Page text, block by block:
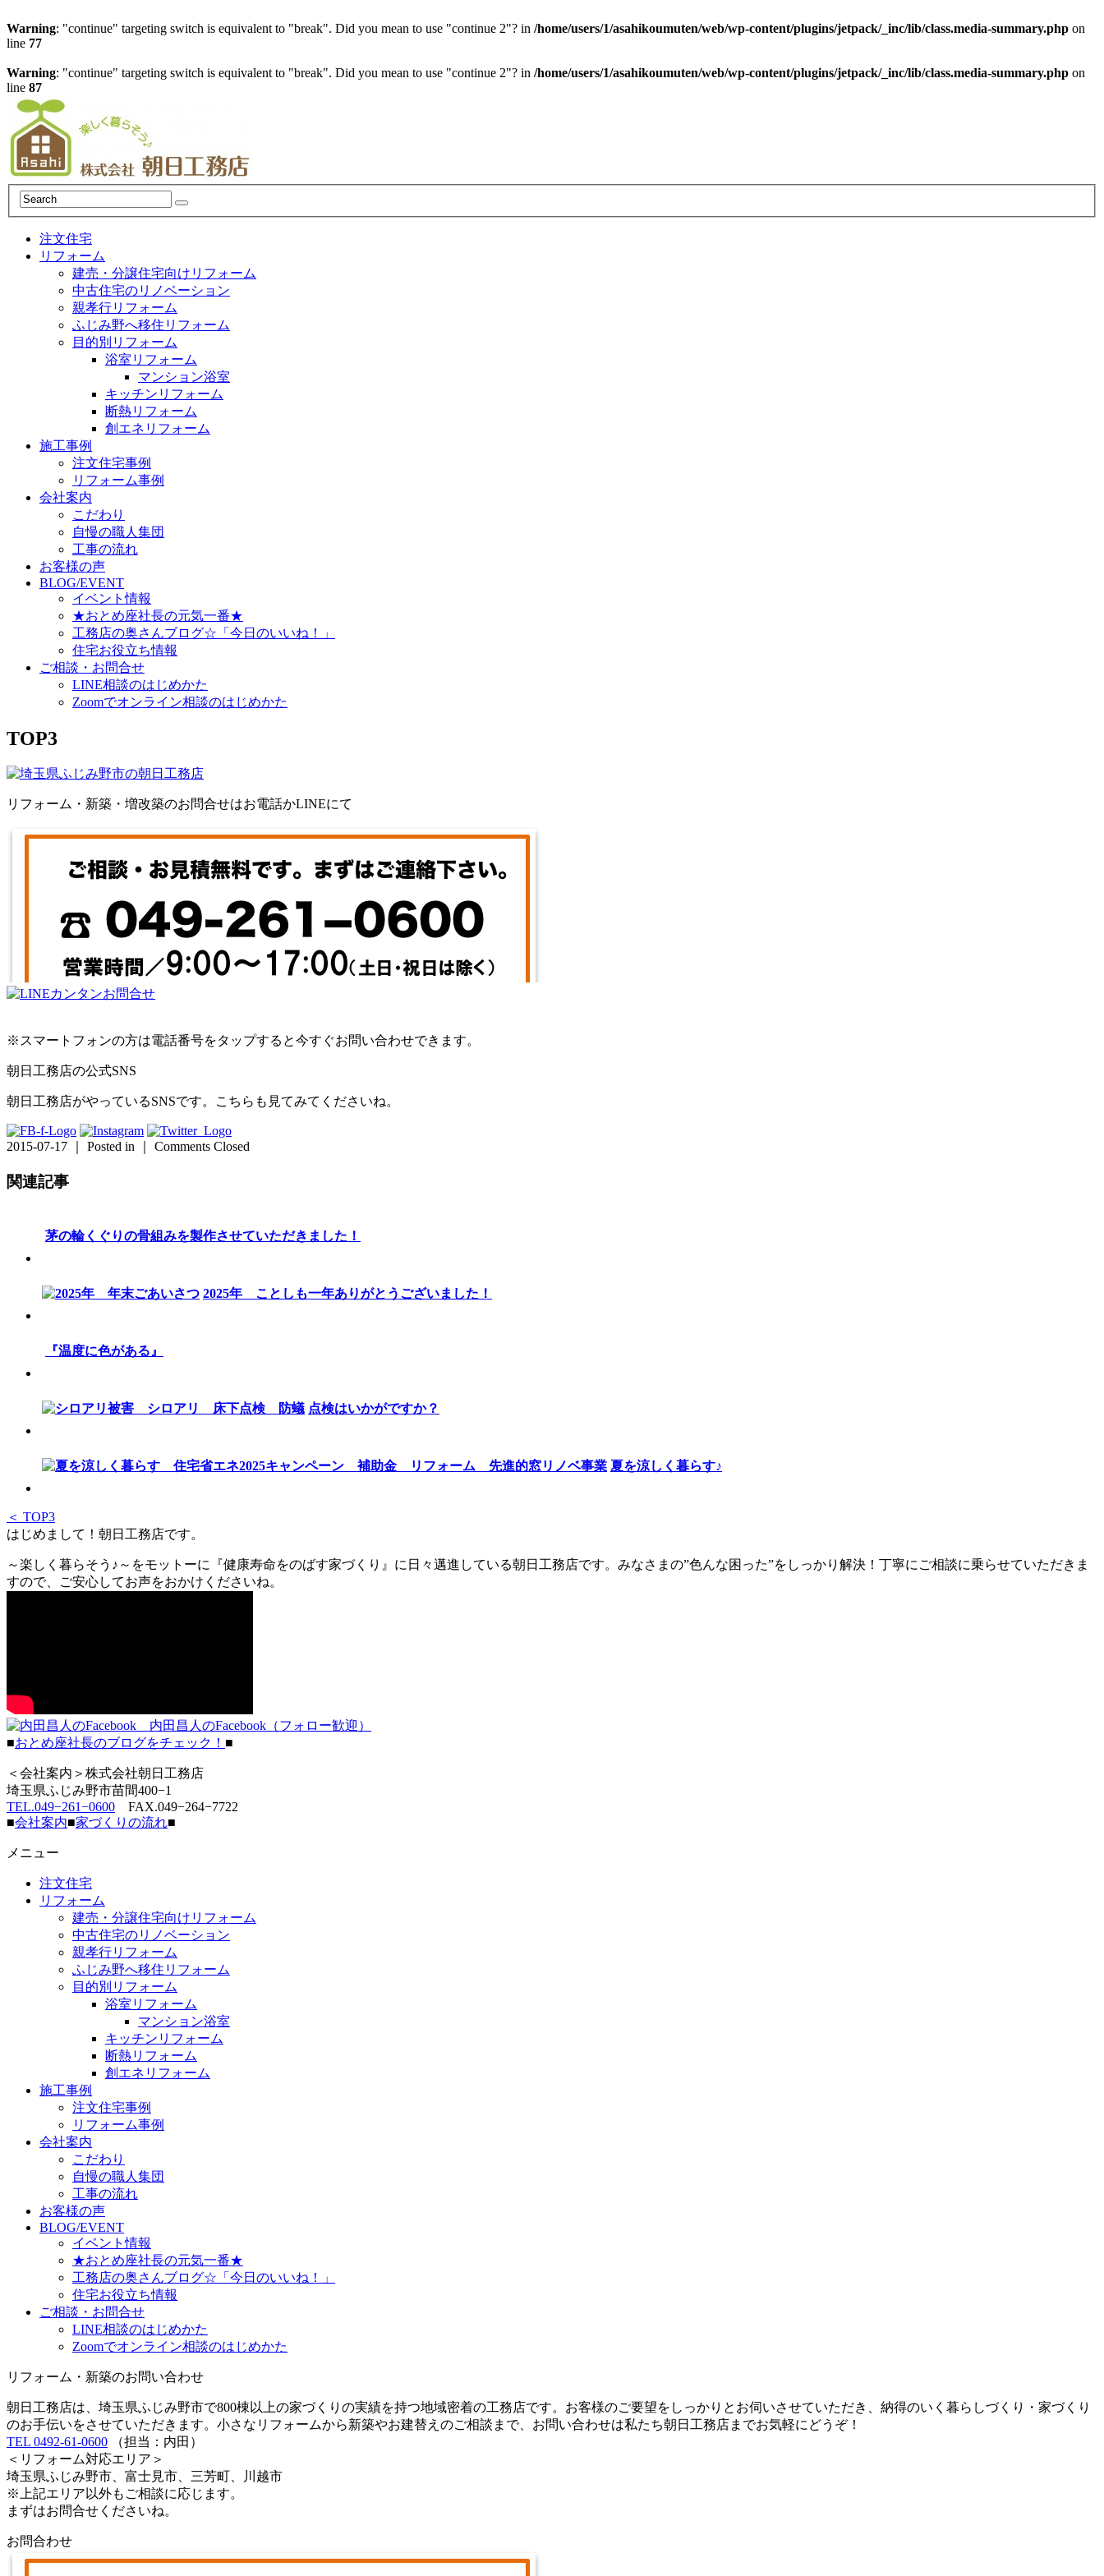
Warning: "continue" targeting switch is equivalent to "break". Did you mean to use "continue 2"? in /home/users/1/asahikoumuten/web/wp-content/plugins/jetpack/_inc/lib/class.media-summary.php on
line 77
Warning: "continue" targeting switch is equivalent to "break". Did you mean to use "continue 2"? in /home/users/1/asahikoumuten/web/wp-content/plugins/jetpack/_inc/lib/class.media-summary.php on
line 87
注文住宅
リフォーム
建売・分譲住宅向けリフォーム
中古住宅のリノベーション
親孝行リフォーム
ふじみ野へ移住リフォーム
目的別リフォーム
浴室リフォーム
マンション浴室
キッチンリフォーム
断熱リフォーム
創エネリフォーム
施工事例
注文住宅事例
リフォーム事例
会社案内
こだわり
自慢の職人集団
工事の流れ
お客様の声
BLOG/EVENT
イベント情報
★おとめ座社長の元気一番★
工務店の奥さんブログ☆「今日のいいね！」
住宅お役立ち情報
ご相談・お問合せ
LINE相談のはじめかた
Zoomでオンライン相談のはじめかた
TOP3
リフォーム・新築・増改築のお問合せはお電話かLINEにて
※スマートフォンの方は電話番号をタップすると今すぐお問い合わせできます。
朝日工務店の公式SNS
朝日工務店がやっているSNSです。こちらも見てみてくださいね。
2015-07-17 ｜ Posted in ｜ Comments Closed
関連記事
茅の輪くぐりの骨組みを製作させていただきました！
2025年 ことしも一年ありがとうございました！
『温度に色がある』
点検はいかがですか？
夏を涼しく暮らす♪
＜ TOP3
はじめまして！朝日工務店です。
～楽しく暮らそう♪～をモットーに『健康寿命をのばす家づくり』に日々邁進している朝日工務店です。みなさまの”色んな困った”をしっかり解決！丁寧にご相談に乗らせていただきま
すので、ご安心してお声をおかけくださいね。
内田昌人のFacebook（フォロー歓迎）
■おとめ座社長のブログをチェック！ ■
＜会社案内＞株式会社朝日工務店
埼玉県ふじみ野市苗間400−1
TEL.049−261−0600 FAX.049−264−7722
■会社案内■家づくりの流れ■
メニュー
注文住宅
リフォーム
建売・分譲住宅向けリフォーム
中古住宅のリノベーション
親孝行リフォーム
ふじみ野へ移住リフォーム
目的別リフォーム
浴室リフォーム
マンション浴室
キッチンリフォーム
断熱リフォーム
創エネリフォーム
施工事例
注文住宅事例
リフォーム事例
会社案内
こだわり
自慢の職人集団
工事の流れ
お客様の声
BLOG/EVENT
イベント情報
★おとめ座社長の元気一番★
工務店の奥さんブログ☆「今日のいいね！」
住宅お役立ち情報
ご相談・お問合せ
LINE相談のはじめかた
Zoomでオンライン相談のはじめかた
リフォーム・新築のお問い合わせ
朝日工務店は、埼玉県ふじみ野市で800棟以上の家づくりの実績を持つ地域密着の工務店です。お客様のご要望をしっかりとお伺いさせていただき、納得のいく暮らしづくり・家づくり
のお手伝いをさせていただきます。小さなリフォームから新築やお建替えのご相談まで、お問い合わせは私たち朝日工務店までお気軽にどうぞ！
TEL 0492-61-0600 （担当：内田）
＜リフォーム対応エリア＞
埼玉県ふじみ野市、富士見市、三芳町、川越市
※上記エリア以外もご相談に応じます。
まずはお問合せくださいね。
お問合わせ